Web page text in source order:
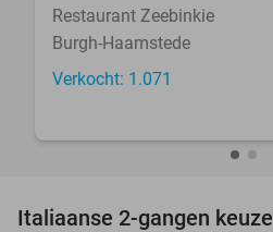
Restaurant Zeebinkie
Burgh-Haamstede
Verkocht: 1.071
Italiaanse 2-gangen